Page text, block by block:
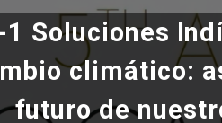
Soluciones
climático:
futuro de